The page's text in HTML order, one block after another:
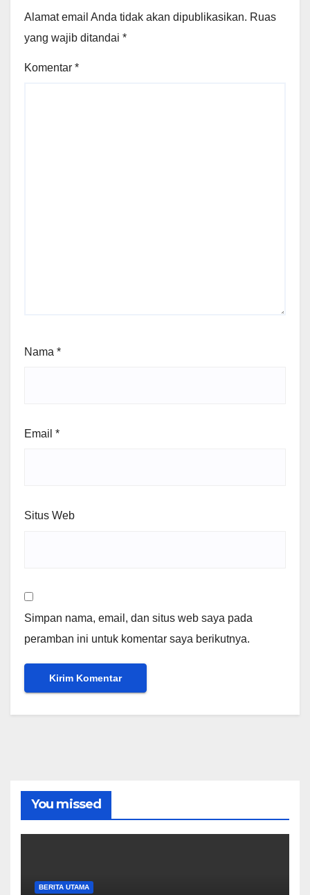
Alamat email Anda tidak akan dipublikasikan. Ruas
yang wajib ditandai *
Komentar *
Nama *
Email *
Situs Web
Simpan nama, email, dan situs web saya pada
peramban ini untuk komentar saya berikutnya.
You missed
BERITA UTAMA